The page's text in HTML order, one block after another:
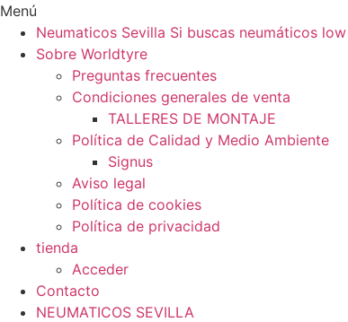
Ir
contenido
Menú
Neumaticos Sevilla Si buscas neumáticos
Sobre Worldtyre
Preguntas frecuentes
Condiciones generales de venta
TALLERES DE MONTAJE
Política de Calidad y Medio Ambiente
Signus
Aviso legal
Política de cookies
Política de privacidad
tienda
Acceder
Contacto
NEUMATICOS SEVILLA